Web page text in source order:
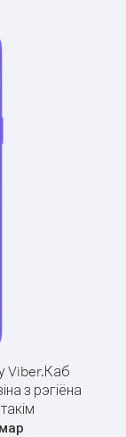
Viber.Каб
з рэгіёна